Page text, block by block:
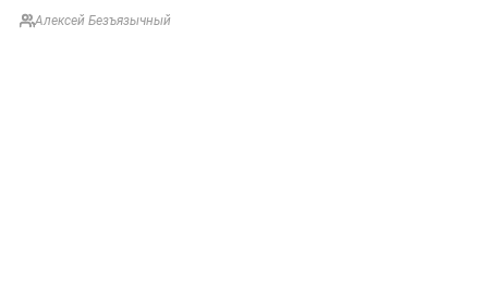
Алексей Безъязычный